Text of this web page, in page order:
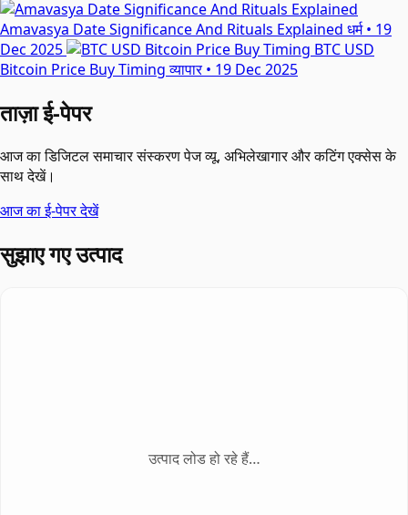
Amavasya Date Significance And Rituals Explained धर्म • 19
Dec 2025
BTC USD
Bitcoin Price Buy Timing व्यापार • 19 Dec 2025
ताज़ा ई-पेपर
आज का डिजिटल समाचार संस्करण पेज व्यू, अभिलेखागार और कटिंग एक्सेस के
साथ देखें।
आज का ई-पेपर देखें
सुझाए गए उत्पाद
उत्पाद लोड हो रहे हैं…